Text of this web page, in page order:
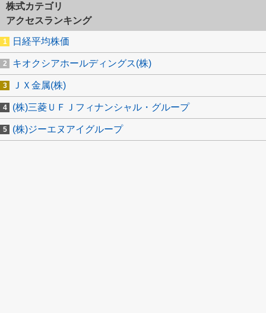
株式カテゴリ
アクセスランキング
日経平均株価
キオクシアホールディングス(株)
ＪＸ金属(株)
(株)三菱ＵＦＪフィナンシャル・グループ
(株)ジーエヌアイグループ